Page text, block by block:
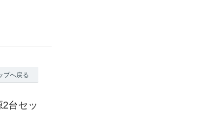
プへ戻る
台セッ